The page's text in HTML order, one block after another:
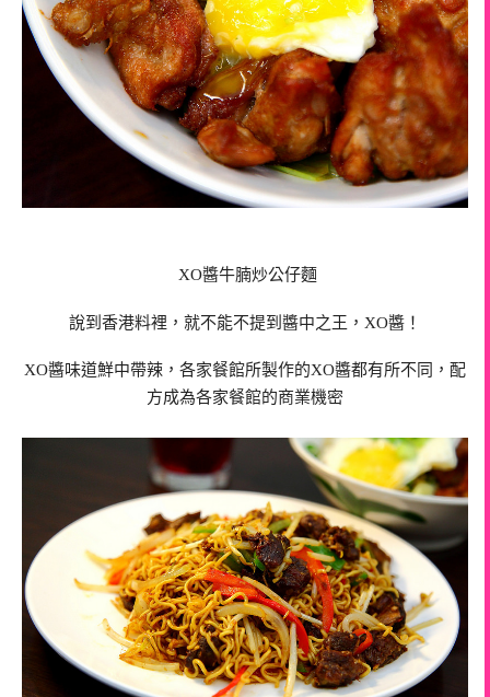
XO醬牛腩炒公仔麵
說到香港料裡，就不能不提到醬中之王， XO醬！
XO醬味道鮮中帶辣，各家餐館所製作的XO醬都有所不同，配
方成為各家餐館的商業機密